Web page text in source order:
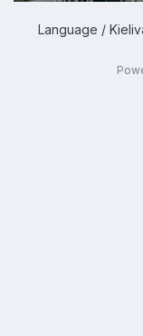
Language /